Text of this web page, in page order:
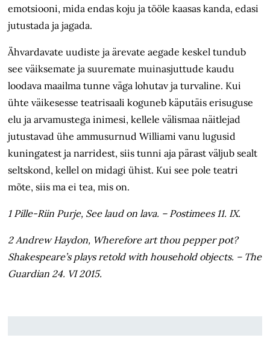
emotsiooni, mida endas koju ja tööle kaasas kanda, edasi
jutustada ja jagada.
Ähvardavate uudiste ja ärevate aegade keskel tundub
see väiksemate ja suuremate muinasjuttude kaudu
loodava maailma tunne väga lohutav ja turvaline. Kui
ühte väikesesse teatrisaali koguneb käputäis erisuguse
elu ja arvamustega inimesi, kellele välismaa näitlejad
jutustavad ühe ammusurnud Williami vanu lugusid
kuningatest ja narridest, siis tunni aja pärast väljub sealt
seltskond, kellel on midagi ühist. Kui see pole teatri
mõte, siis ma ei tea, mis on.
1 Pille-Riin Purje, See laud on lava. – Postimees 11. IX.
2 Andrew Haydon, Wherefore art thou pepper pot?
Shakespeare’s plays retold with household objects. – The
Guardian 24. VI 2015.